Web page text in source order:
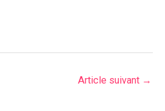
Article suivant →